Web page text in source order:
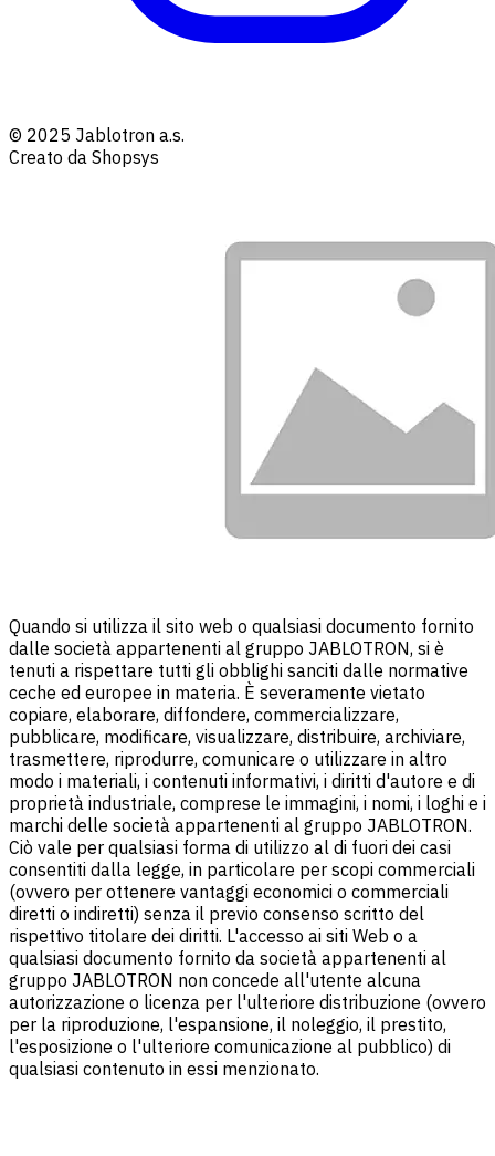
© 2025 Jablotron a.s.
Creato da Shopsys
Quando si utilizza il sito web o qualsiasi documento fornito
dalle società appartenenti al gruppo JABLOTRON, si è
tenuti a rispettare tutti gli obblighi sanciti dalle normative
ceche ed europee in materia. È severamente vietato
copiare, elaborare, diffondere, commercializzare,
pubblicare, modificare, visualizzare, distribuire, archiviare,
trasmettere, riprodurre, comunicare o utilizzare in altro
modo i materiali, i contenuti informativi, i diritti d'autore e di
proprietà industriale, comprese le immagini, i nomi, i loghi e i
marchi delle società appartenenti al gruppo JABLOTRON.
Ciò vale per qualsiasi forma di utilizzo al di fuori dei casi
consentiti dalla legge, in particolare per scopi commerciali
(ovvero per ottenere vantaggi economici o commerciali
diretti o indiretti) senza il previo consenso scritto del
rispettivo titolare dei diritti. L'accesso ai siti Web o a
qualsiasi documento fornito da società appartenenti al
gruppo JABLOTRON non concede all'utente alcuna
autorizzazione o licenza per l'ulteriore distribuzione (ovvero
per la riproduzione, l'espansione, il noleggio, il prestito,
l'esposizione o l'ulteriore comunicazione al pubblico) di
qualsiasi contenuto in essi menzionato.